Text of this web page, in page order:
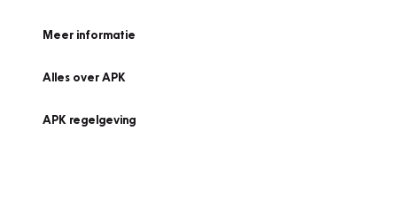
Meer informatie
Alles over APK
APK regelgeving